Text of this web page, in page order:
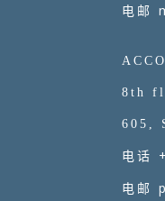
电邮
8th
605,
电话
电邮